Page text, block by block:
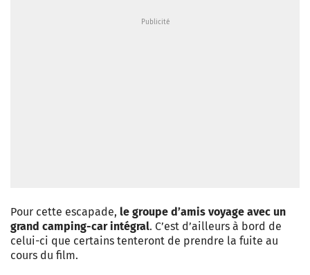
Pour cette escapade, le groupe d’amis voyage avec un
grand camping-car intégral. C’est d’ailleurs à bord de
celui-ci que certains tenteront de prendre la fuite au
cours du film.